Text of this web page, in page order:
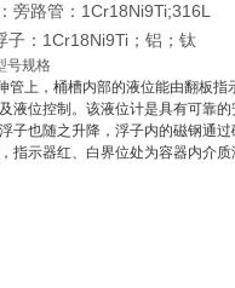
；铝；钛
号规格
管上，桶槽内部的液位能由翻板
液位控制。该液位计是具有可靠
子也随之升降，浮子内的磁钢通
指示器红、白界位处为容器内介质